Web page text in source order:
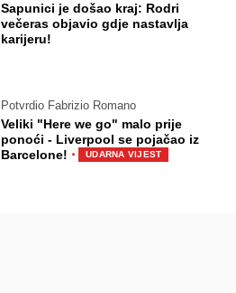
Sapunici je došao kraj: Rodri
večeras objavio gdje nastavlja
karijeru!
Potvrdio Fabrizio Romano
Veliki "Here we go" malo prije
ponoći - Liverpool se pojačao iz
Barcelone! · UDARNA VIJEST